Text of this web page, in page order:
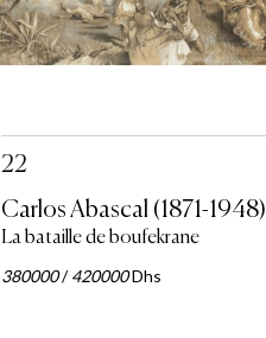
22
Carlos Abascal (1871-1948)
La bataille de boufekrane
380000/420000Dhs